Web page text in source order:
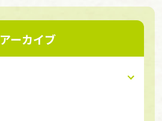
アーカイブ